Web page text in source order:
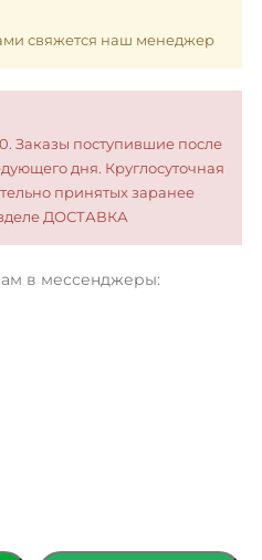
свяжется наш менеджер
Заказы поступившие после
дня. Круглосуточная
принятых заранее
ДОСТАВКА
в мессенджеры: